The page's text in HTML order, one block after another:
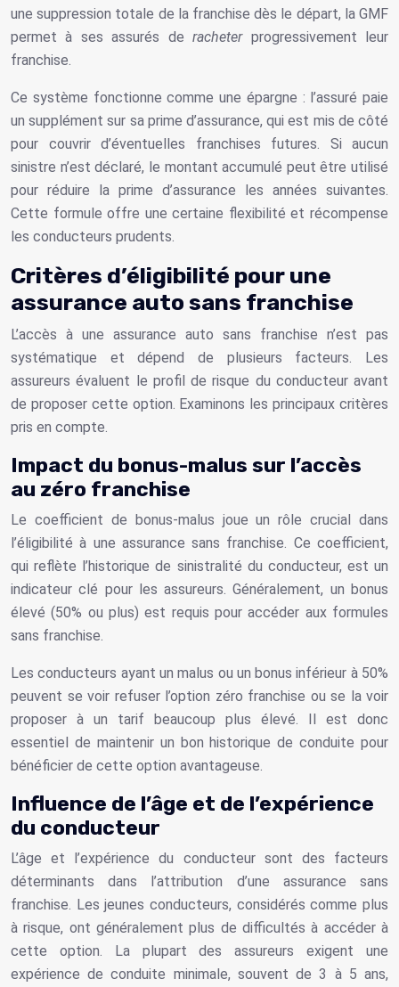
une suppression totale de la franchise dès le départ, la GMF
permet à ses assurés deracheter progressivement leur
franchise.
Ce système fonctionne comme une épargne : l’assuré paie
un supplément sur sa prime d’assurance, qui est mis de côté
pour couvrir d’éventuelles franchises futures. Si aucun
sinistre n’est déclaré, le montant accumulé peut être utilisé
pour réduire la prime d’assurance les années suivantes.
Cette formule offre une certaine flexibilité et récompense
les conducteurs prudents.
Critères d’éligibilité pour une
assurance auto sans franchise
L’accès à une assurance auto sans franchise n’est pas
systématique et dépend de plusieurs facteurs. Les
assureurs évaluent le profil de risque du conducteur avant
de proposer cette option. Examinons les principaux critères
pris en compte.
Impact du bonus-malus sur l’accès
au zéro franchise
Le coefficient de bonus-malus joue un rôle crucial dans
l’éligibilité à une assurance sans franchise. Ce coefficient,
qui reflète l’historique de sinistralité du conducteur, est un
indicateur clé pour les assureurs. Généralement, un bonus
élevé (50% ou plus) est requis pour accéder aux formules
sans franchise.
Les conducteurs ayant un malus ou un bonus inférieur à 50%
peuvent se voir refuser l’option zéro franchise ou se la voir
proposer à un tarif beaucoup plus élevé. Il est donc
essentiel de maintenir un bon historique de conduite pour
bénéficier de cette option avantageuse.
Influence de l’âge et de l’expérience
du conducteur
L’âge et l’expérience du conducteur sont des facteurs
déterminants dans l’attribution d’une assurance sans
franchise. Les jeunes conducteurs, considérés comme plus
à risque, ont généralement plus de difficultés à accéder à
cette option. La plupart des assureurs exigent une
expérience de conduite minimale, souvent de 3 à 5 ans,